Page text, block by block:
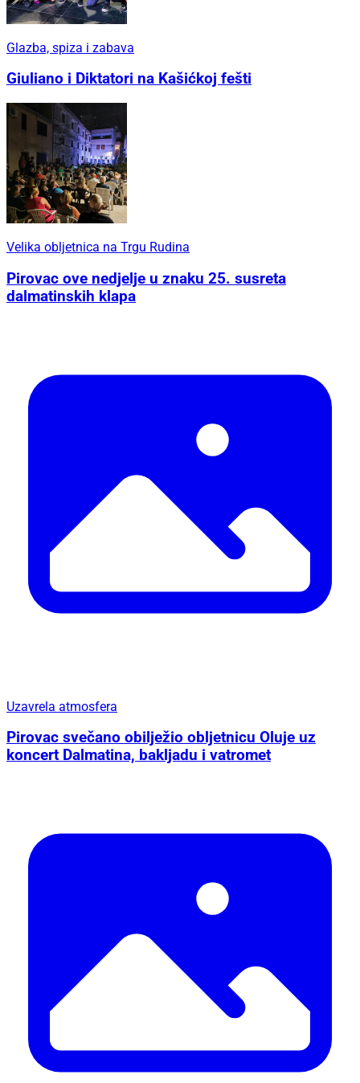
Glazba, spiza i zabava
Giuliano i Diktatori na Kašićkoj fešti
Velika obljetnica na Trgu Rudina
Pirovac ove nedjelje u znaku 25. susreta
dalmatinskih klapa
Pirovac svečano obilježio obljetnicu Oluje uz
koncert Dalmatina, bakljadu i vatromet